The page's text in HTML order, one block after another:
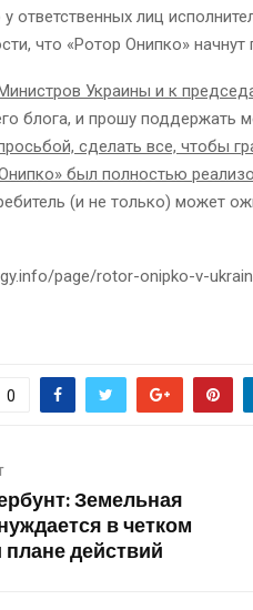
ответственных лиц
что «Ротор Онипко» начнут
Украины и к
блога, и прошу
сделать все, чтобы
был полностью
(и не только) может
page/rotor-onipko-v-
0
Земельная
в четком
действий